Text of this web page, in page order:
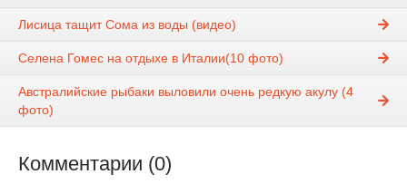
Лисица тащит Сома из воды (видео)
Селена Гомес на отдыхе в Италии(10 фото)
Австралийские рыбаки выловили очень редкую акулу (4
фото)
Комментарии (0)